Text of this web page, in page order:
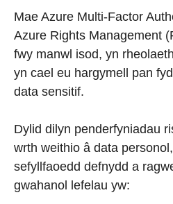
Mae Azure Multi-Factor
Azure Rights Management
fwy manwl isod, yn
yn cael eu hargymell pan
data sensitif.
Dylid dilyn penderfyniadau
wrth weithio â data
sefyllfaoedd defnydd a
gwahanol lefelau yw: